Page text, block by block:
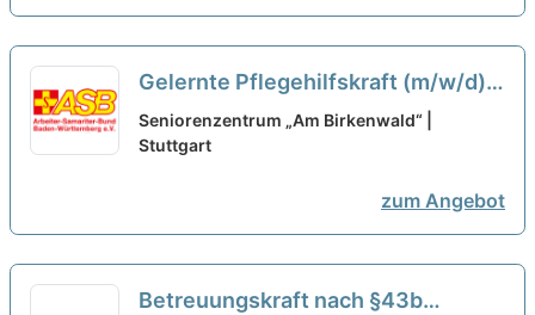
Gelernte Pflegehilfskraft (m/w/d)
in Teilzeit für den Tagdienst -
Werde Teil eines offenen und
Seniorenzentrum „Am Birkenwald“ |
Stuttgart
zum Angebot
Betreuungskraft nach §43b